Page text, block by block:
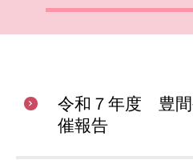
令和７年度 豊間
催報告